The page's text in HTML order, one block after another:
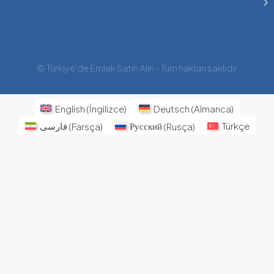
© Türkiye'de Emlak Satın Alın - Tüm hakları saklıdır
English (İngilizce) Deutsch (Almanca)
فارسی (Farsça) Русский(Rusça) Türkçe